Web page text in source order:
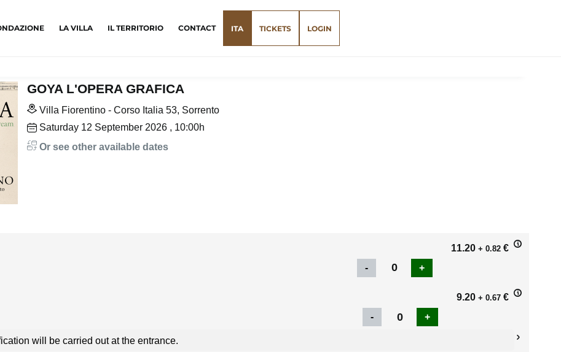
LA VILLA IL TERRITORIO CONTACT ITA TICKETS LOGIN
GOYA L'OPERA GRAFICA
Villa Fiorentino - Corso Italia 53, Sorrento
Saturday 12 September 2026 , 10:00h
Or see other available dates
11.20 + 0.82 €
9.20 + 0.67 €
will be carried out at the entrance.